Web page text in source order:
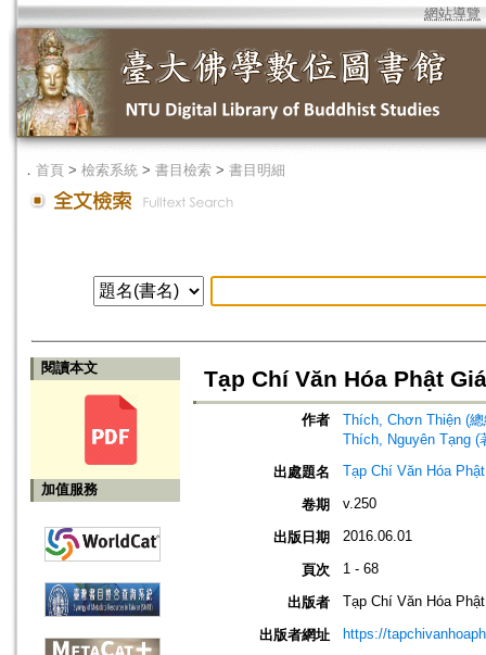
網站導覽
． 首頁 > 檢索系統 > 書目檢索 > 書目明細
閱讀本文
加值服務
Tạp Chí Văn Hóa Phật
作者
Thích, Chơn Thiện (總
Thích, Nguyên Tạng (
出處題名
Tạp Chí Văn Hóa
卷期 v.250
出版日期 2016.06.01
頁次 1 - 68
出版者 Tạp Chí Văn Hóa
出版者網址 https://